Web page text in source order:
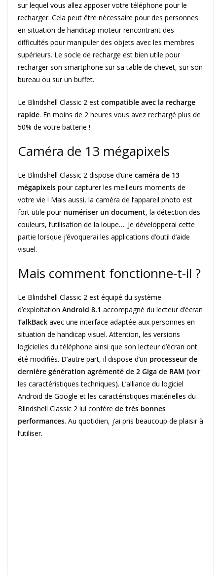
sur lequel vous allez apposer votre téléphone pour le
recharger. Cela peut être nécessaire pour des personnes
en situation de handicap moteur rencontrant des
difficultés pour manipuler des objets avec les membres
supérieurs. Le socle de recharge est bien utile pour
recharger son smartphone sur sa table de chevet, sur son
bureau ou sur un buffet.
Le Blindshell Classic 2 est compatible avec la recharge
rapide. En moins de 2 heures vous avez rechargé plus de
50% de votre batterie !
Caméra de 13 mégapixels
Le Blindshell Classic 2 dispose d’une caméra de 13
mégapixels pour capturer les meilleurs moments de
votre vie ! Mais aussi, la caméra de l’appareil photo est
fort utile pour numériser un document, la détection des
couleurs, l’utilisation de la loupe…. Je développerai cette
partie lorsque j’évoquerai les applications d’outil d’aide
visuel.
Mais comment fonctionne-t-il ?
Le Blindshell Classic 2 est équipé du système
d’exploitation Android 8.1 accompagné du lecteur d’écran
TalkBack avec une interface adaptée aux personnes en
situation de handicap visuel. Attention, les versions
logicielles du téléphone ainsi que son lecteur d’écran ont
été modifiés. D’autre part, il dispose d’un processeur de
dernière génération agrémenté de 2 Giga de RAM (voir
les caractéristiques techniques). L’alliance du logiciel
Android de Google et les caractéristiques matérielles du
Blindshell Classic 2 lui confère de très bonnes
performances. Au quotidien, j’ai pris beaucoup de plaisir à
l’utiliser.